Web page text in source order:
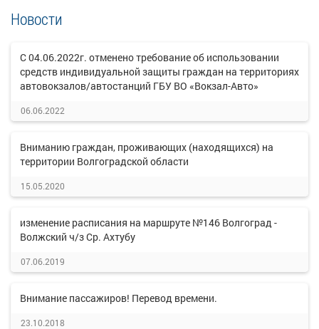
Новости
С 04.06.2022г. отменено требование об использовании
средств индивидуальной защиты граждан на территориях
автовокзалов/автостанций ГБУ ВО «Вокзал-Авто»
06.06.2022
Вниманию граждан, проживающих (находящихся) на
территории Волгоградской области
15.05.2020
изменение расписания на маршруте №146 Волгоград -
Волжский ч/з Ср. Ахтубу
07.06.2019
Внимание пассажиров! Перевод времени.
23.10.2018